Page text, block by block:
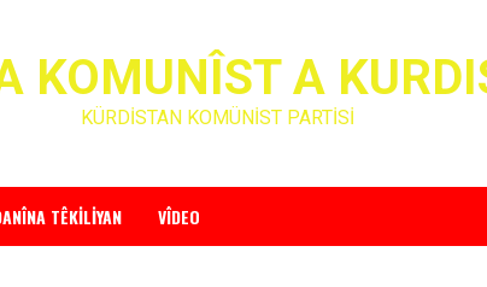
KOMUNÎST A
KÜRDİSTAN KOMÜNİST PARTİSİ
TÊKILIYAN VÎDEO